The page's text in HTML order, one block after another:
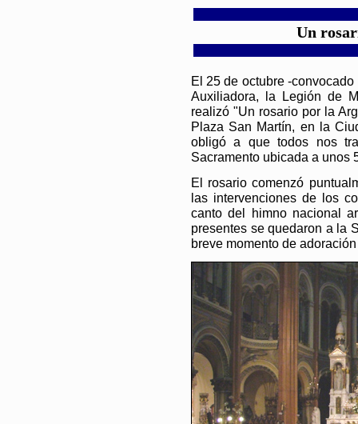
Un
El 25 de octubre -
Auxiliadora, la Legión de
realizó "Un rosario por la
Plaza San Martín, en la
obligó a que todos nos
Sacramento ubicada a unos
El rosario comenzó
las intervenciones de los
canto del himno nacional
presentes se quedaron a la
breve momento de